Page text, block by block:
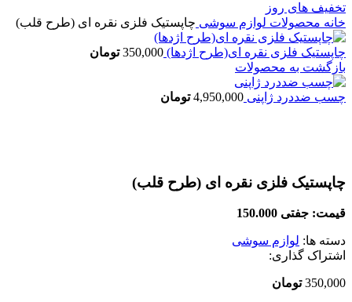
تخفیف های روز
خانه محصولات لوازم سوشی چاپستیک فلزی نقره ای (طرح قلب)
چاپستیک فلزی نقره ای(طرح اژدها) 350,000 تومان
بازگشت به محصولات
چسب ضددرد ژاپنی 4,950,000 تومان
چاپستیک فلزی نقره ای (طرح قلب)
قیمت: جفتی 150.000
دسته ها: لوازم سوشی
اشتراک گذاری:
350,000 تومان